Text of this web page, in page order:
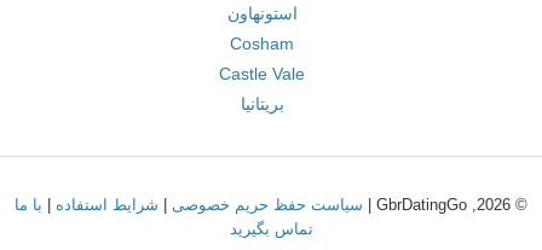
استونهاون
Cosham
Castle Vale
بریتانیا
© 2026, GbrDatingGo | سیاست حفظ حریم خصوصی شرایط استفاده
با ما
تماس بگیرید